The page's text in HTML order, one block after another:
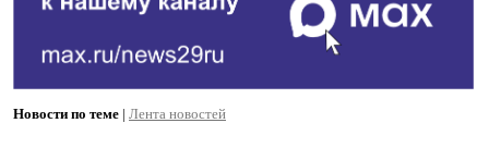
Новости по теме | Лента новостей